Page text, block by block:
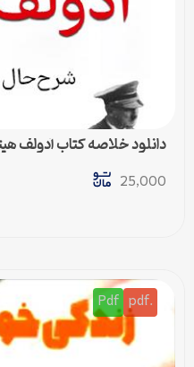
دانلود خلاصه کتاب آدولف
25,000
.pdf
Pdf